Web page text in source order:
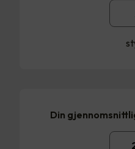
Din